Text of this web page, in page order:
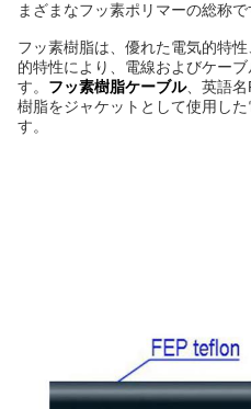
まざまなフッ素ポリマーの総称で
フッ素樹脂は、優れた電気的特
的特性により、電線およびケー
す。 フッ素樹脂ケーブル、英語
樹脂をジャケットとして使用し
す。